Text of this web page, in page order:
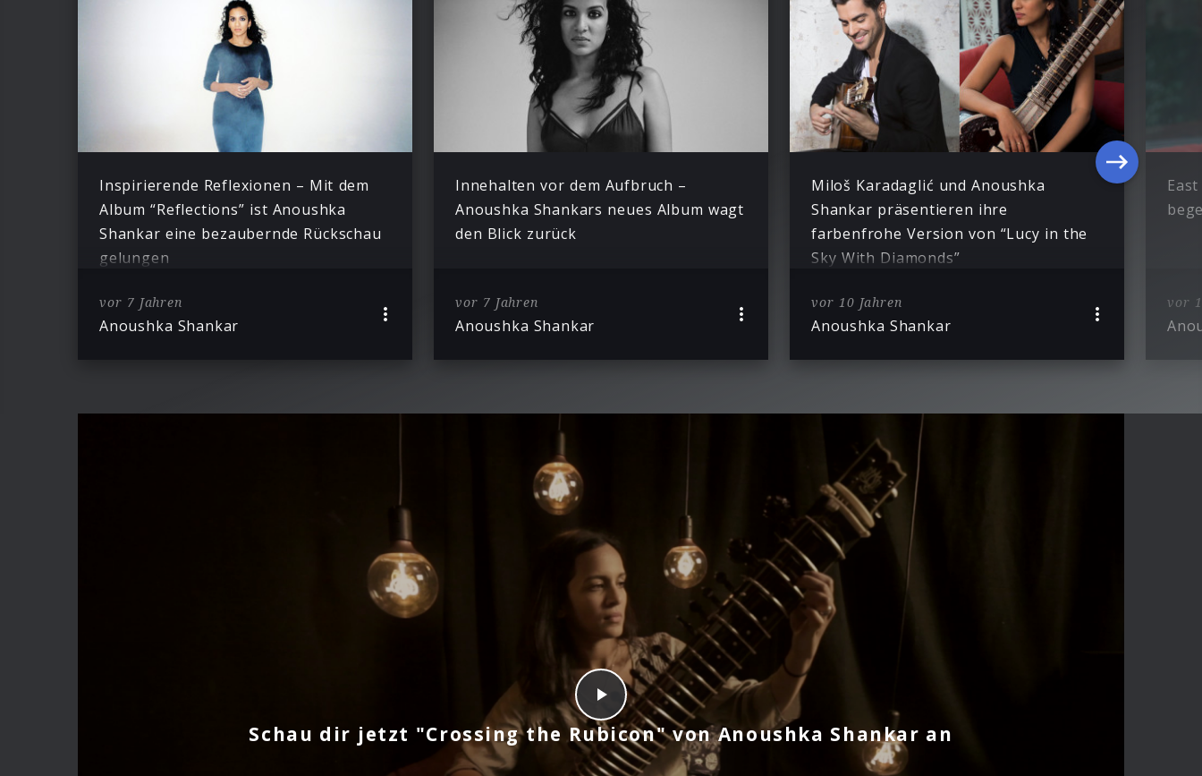
Inspirierende Reflexionen – Mit dem
Album “Reflections” ist Anoushka
Shankar eine bezaubernde Rückschau
gelungen
vor 7 Jahren
Anoushka Shankar
Innehalten vor dem Aufbruch –
Anoushka Shankars neues Album wagt
den Blick zurück
vor 7 Jahren
Anoushka Shankar
Miloš Karadaglić und Anoushka
Shankar präsentieren ihre
farbenfrohe Version von “Lucy in the
Sky With Diamonds”
vor 10 Jahren
Anoushka Shankar
vor
Schau dir jetzt "Crossing the Rubicon" von Anoushka Shankar an